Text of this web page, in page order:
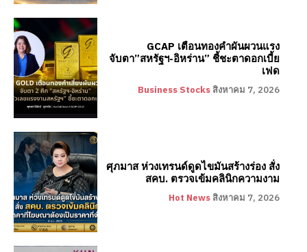
GCAP เตือนทองคำผันผวนแรง
จับตา”สหรัฐฯ-อิหร่าน” ชี้ชะตาดอกเบี้ย
เฟด
Business Stocks สิงหาคม 7, 2026
ศุภมาส ห่วงเทรนด์ดูดไขมันสร้างร่อง สั่ง
สคบ. ตรวจเข้มคลินิกความงาม
Hot News สิงหาคม 7, 2026